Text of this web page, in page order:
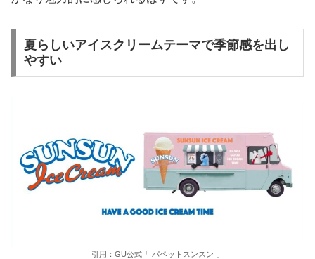
夏らしいアイスクリームテーマで季節感を出し
やすい
引用：GU公式「 パペットスンスン 」